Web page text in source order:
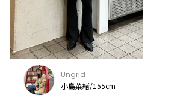
Ungrid
小島菜緒/155cm